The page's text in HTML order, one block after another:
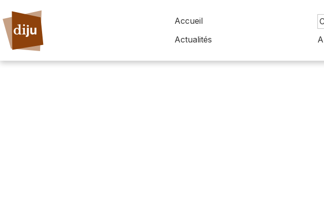
Accueil
Actualités